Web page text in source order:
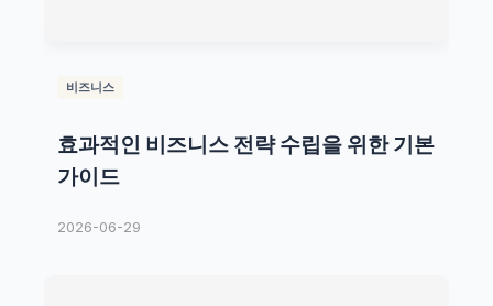
비즈니스
효과적인 비즈니스 전략 수립을 위한 기본
가이드
2026-06-29